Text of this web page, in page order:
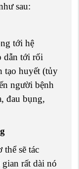
sau:
tới hệ
dẫn tới rối
tạo huyết (tủy
người bệnh
đau bụng,
sẽ tác
rất dài nó